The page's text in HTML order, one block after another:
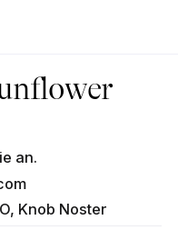
an.
65336, MO, Knob Noster